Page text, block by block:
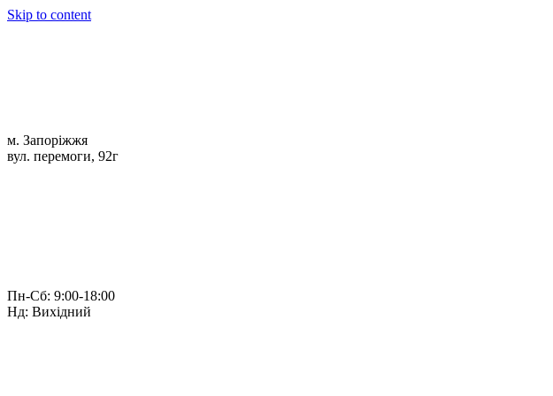
Skip to content
м. Запоріжжя
вул. перемоги, 92г
Пн-Сб: 9:00-18:00
Нд: Вихідний